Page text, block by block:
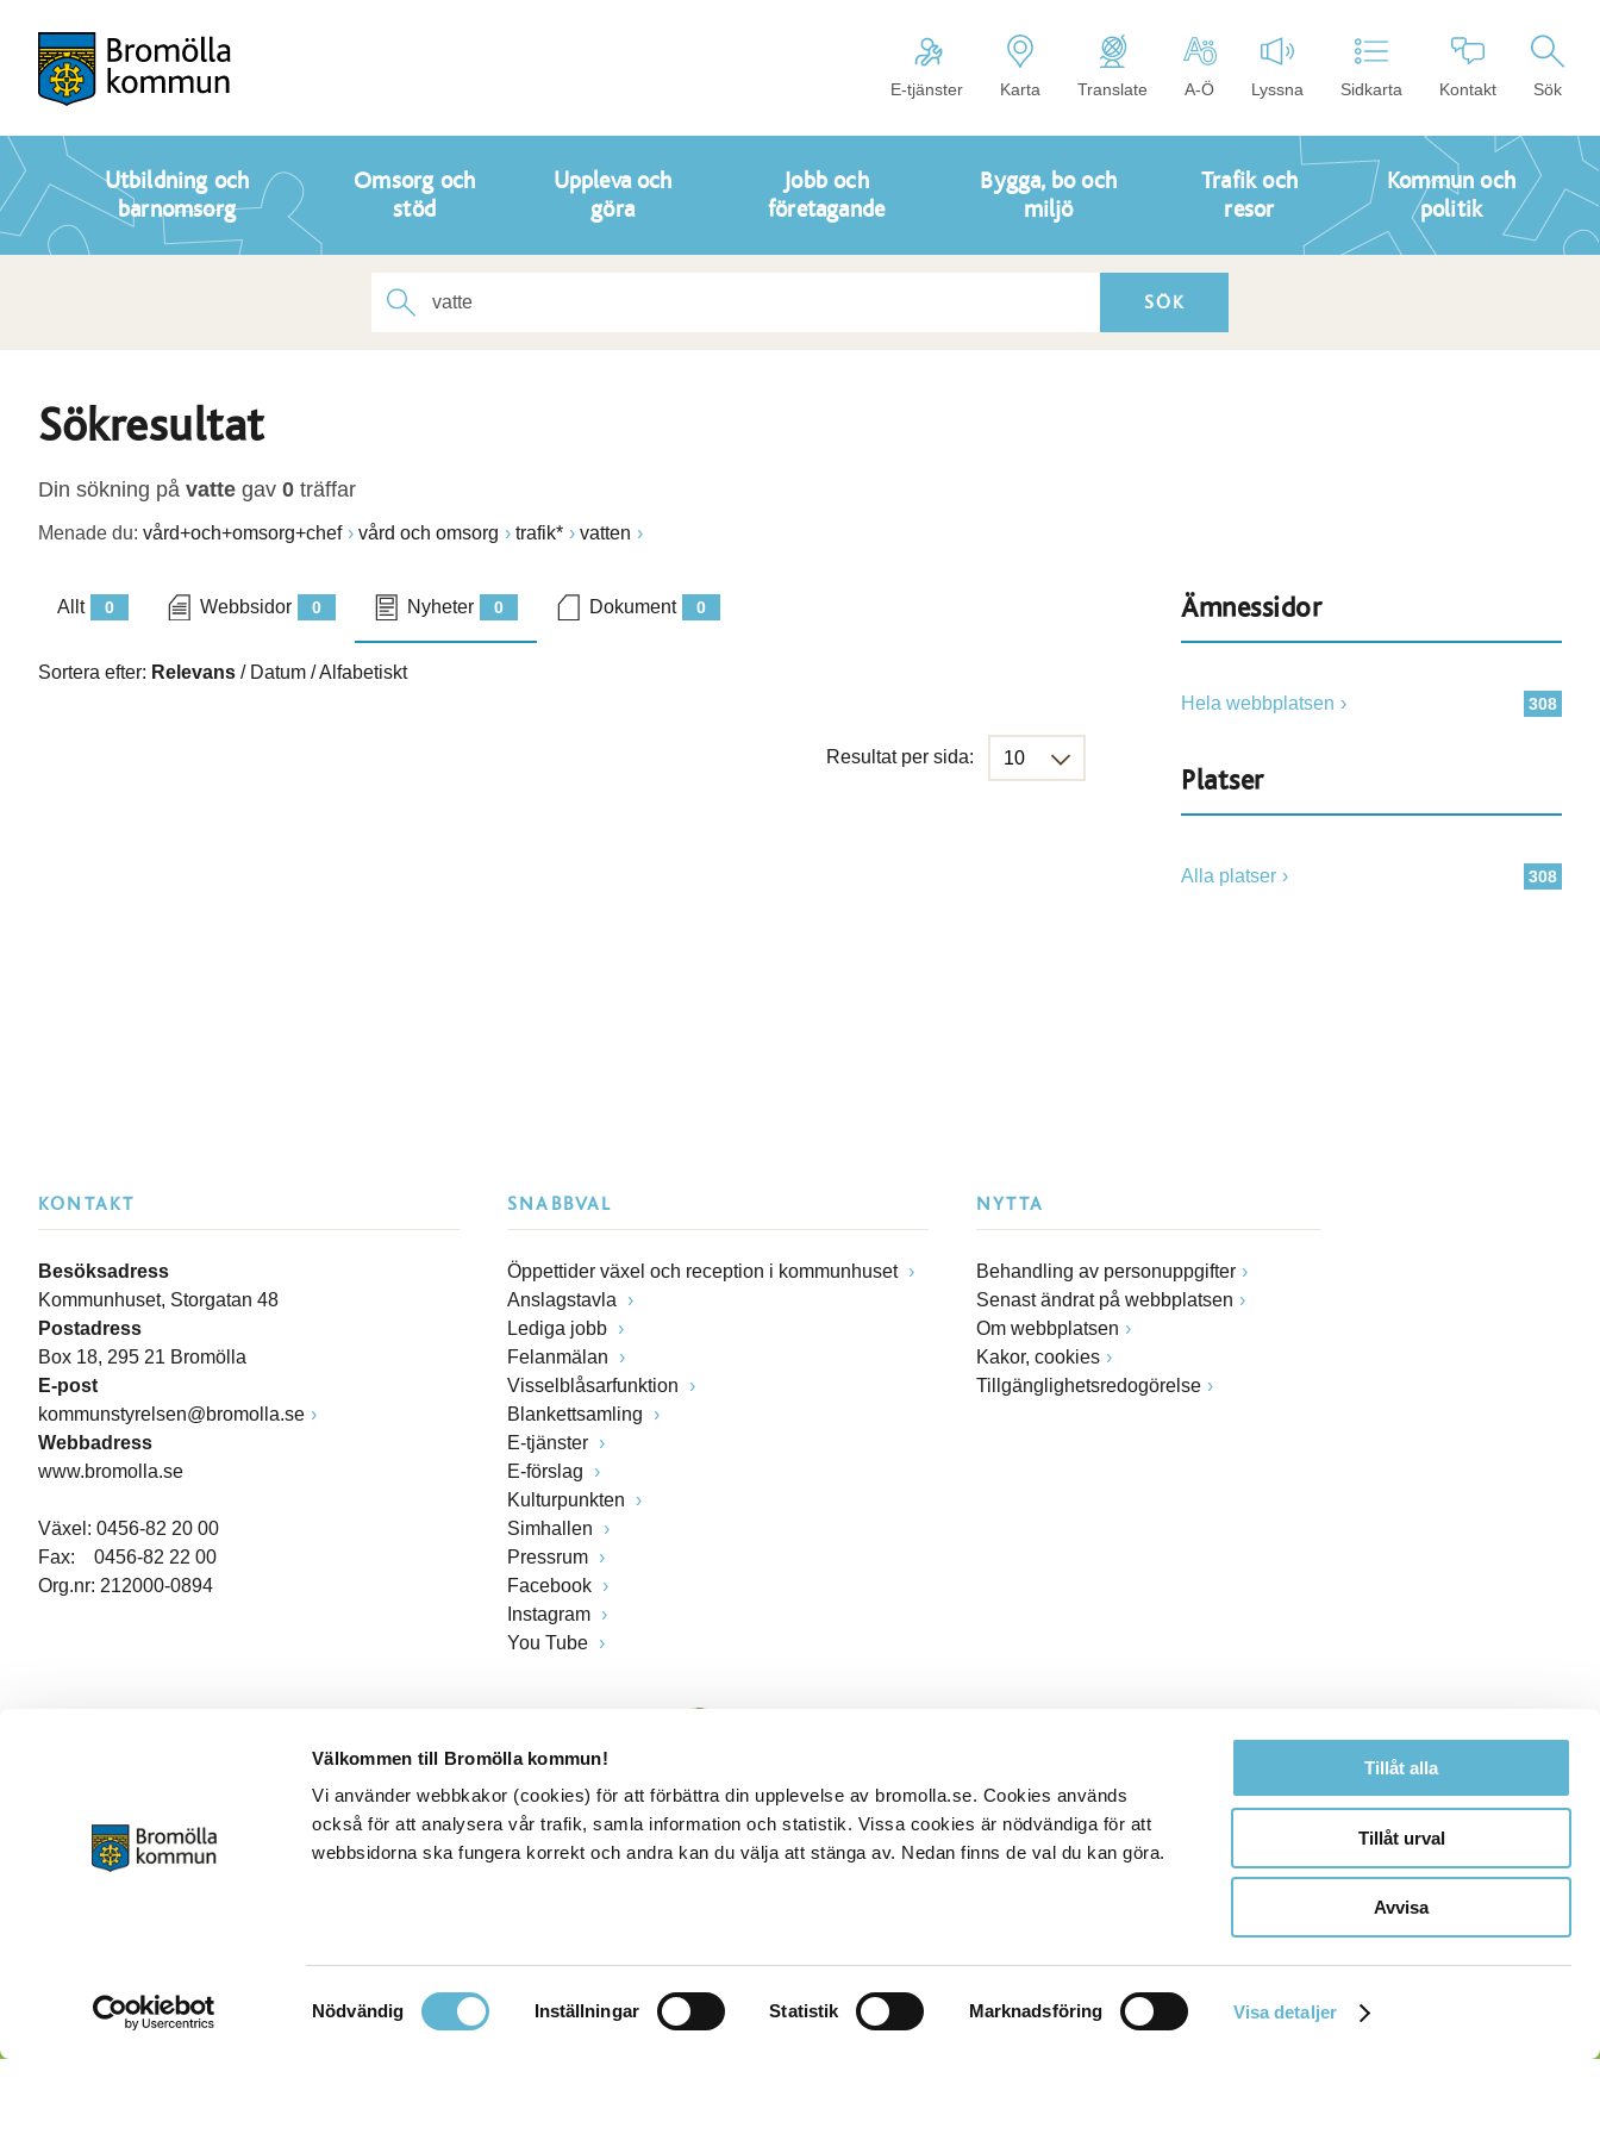
Välkommen till Bromölla kommun!
Vi använder webbkakor (cookies) för att förbättra din upplevelse av bromolla.se. Cookies används
också för att analysera vår trafik, samla information och statistik. Vissa cookies är nödvändiga för att
webbsidorna ska fungera korrekt och andra kan du välja att stänga av. Nedan finns de val du kan göra.
Samtyckesval
Nödvändig Inställningar Statistik Marknadsföring Visa detaljer
Tillåt alla
Tillåt urval
Avvisa
E-tjänster Karta Translate A-Ö Lyssna Sidkarta Kontakt Sök
Utbildning och
barnomsorg
Omsorg och
stöd
Uppleva och
göra
Jobb och
företagande
Bygga, bo och
miljö
Trafik och
resor
Kommun och
politik
Sökresultat
Din sökning på vatte gav 0 träffar
Menade du: vård+och+omsorg+chef vård och omsorg trafik* vatten
0
Allt 0
Webbsidor 0
Nyheter 0
Dokument
Sortera efter: Relevans / Datum /Alfabetiskt
Resultat per sida:
Ämnessidor
308
Hela webbplatsen
Platser
308
Alla platser
KONTAKT
Besöksadress
Kommunhuset, Storgatan 48
Postadress
Box 18, 295 21 Bromölla
E-post
kommunstyrelsen@bromolla.se
Webbadress
www.bromolla.se
Växel: 0456-82 20 00
Fax: 0456-82 22 00
Org.nr: 212000-0894
SNABBVAL
Öppettider växel och reception i kommunhuset
Anslagstavla
Lediga jobb
Felanmälan
Visselblåsarfunktion
Blankettsamling
E-tjänster
E-förslag
Kulturpunkten
Simhallen
Pressrum
Facebook
Instagram
You Tube
NYTTA
Behandling av personuppgifter
Senast ändrat på webbplatsen
Om webbplatsen
Kakor, cookies
Tillgänglighetsredogörelse